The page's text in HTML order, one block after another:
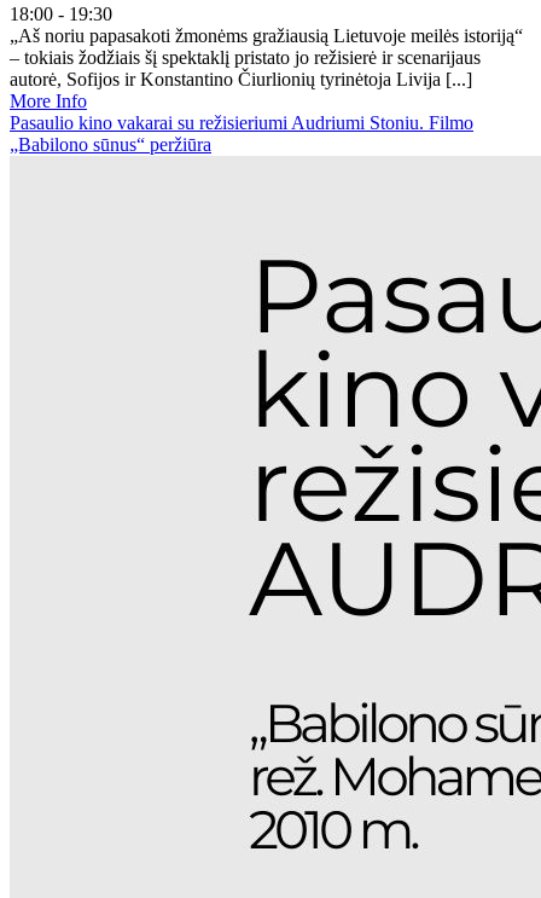
18:00 - 19:30
„Aš noriu papasakoti žmonėms gražiausią Lietuvoje meilės istoriją“
– tokiais žodžiais šį spektaklį pristato jo režisierė ir scenarijaus
autorė, Sofijos ir Konstantino Čiurlionių tyrinėtoja Livija [...]
More Info
Pasaulio kino vakarai su režisieriumi Audriumi Stoniu. Filmo
„Babilono sūnus“ peržiūra